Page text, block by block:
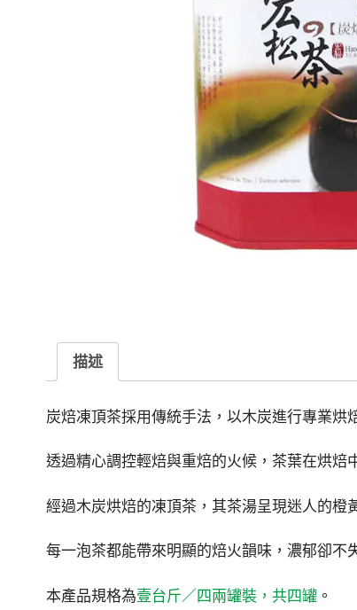
描述
炭焙凍頂茶採用傳統手法，以木炭進行專業烘
透過精心調控輕焙與重焙的火候，茶葉在烘焙
經過木炭烘焙的凍頂茶，其茶湯呈現迷人的橙
每一泡茶都能帶來明顯的焙火韻味，濃郁卻不
本產品規格為壹台斤／四兩罐裝，共四罐 。